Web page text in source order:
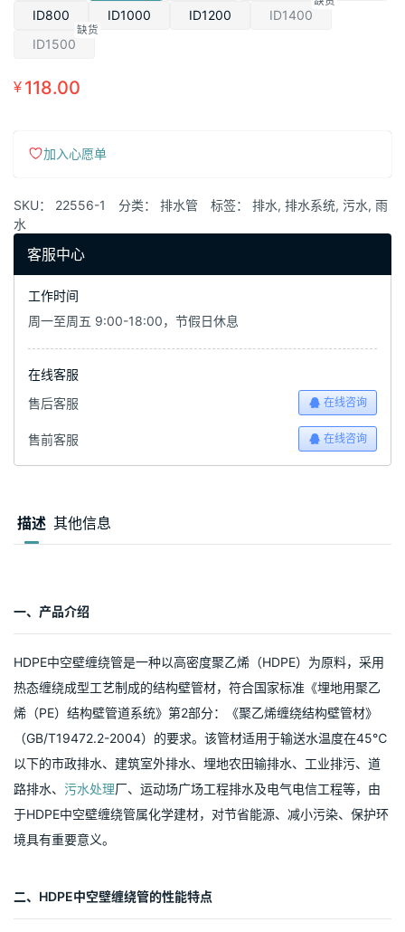
ID800
ID1000 ID1200
ID1400
ID1500
¥ 118.00
加入心愿单
SKU： 22556-1 分类： 排水管 标签： 排水, 排水系统, 污水, 雨
水
客服中心
工作时间
周一至周五 9:00-18:00，节假日休息
在线客服
售后客服
在线咨询
售前客服 在线咨询
描述 其他信息
一、产品介绍
HDPE中空壁缠绕管是一种以高密度聚乙烯（HDPE）为原料，采用
热态缠绕成型工艺制成的结构壁管材，符合国家标准《埋地用聚乙
烯（PE）结构壁管道系统》第2部分：《聚乙烯缠绕结构壁管材》
（GB/T19472.2-2004）的要求。该管材适用于输送水温度在45℃
以下的市政排水、建筑室外排水、埋地农田输排水、工业排污、道
路排水、 污水处理厂、运动场广场工程排水及电气电信工程等，由
于HDPE中空壁缠绕管属化学建材，对节省能源、减小污染、保护环
境具有重要意义。
二、HDPE中空壁缠绕管的性能特点